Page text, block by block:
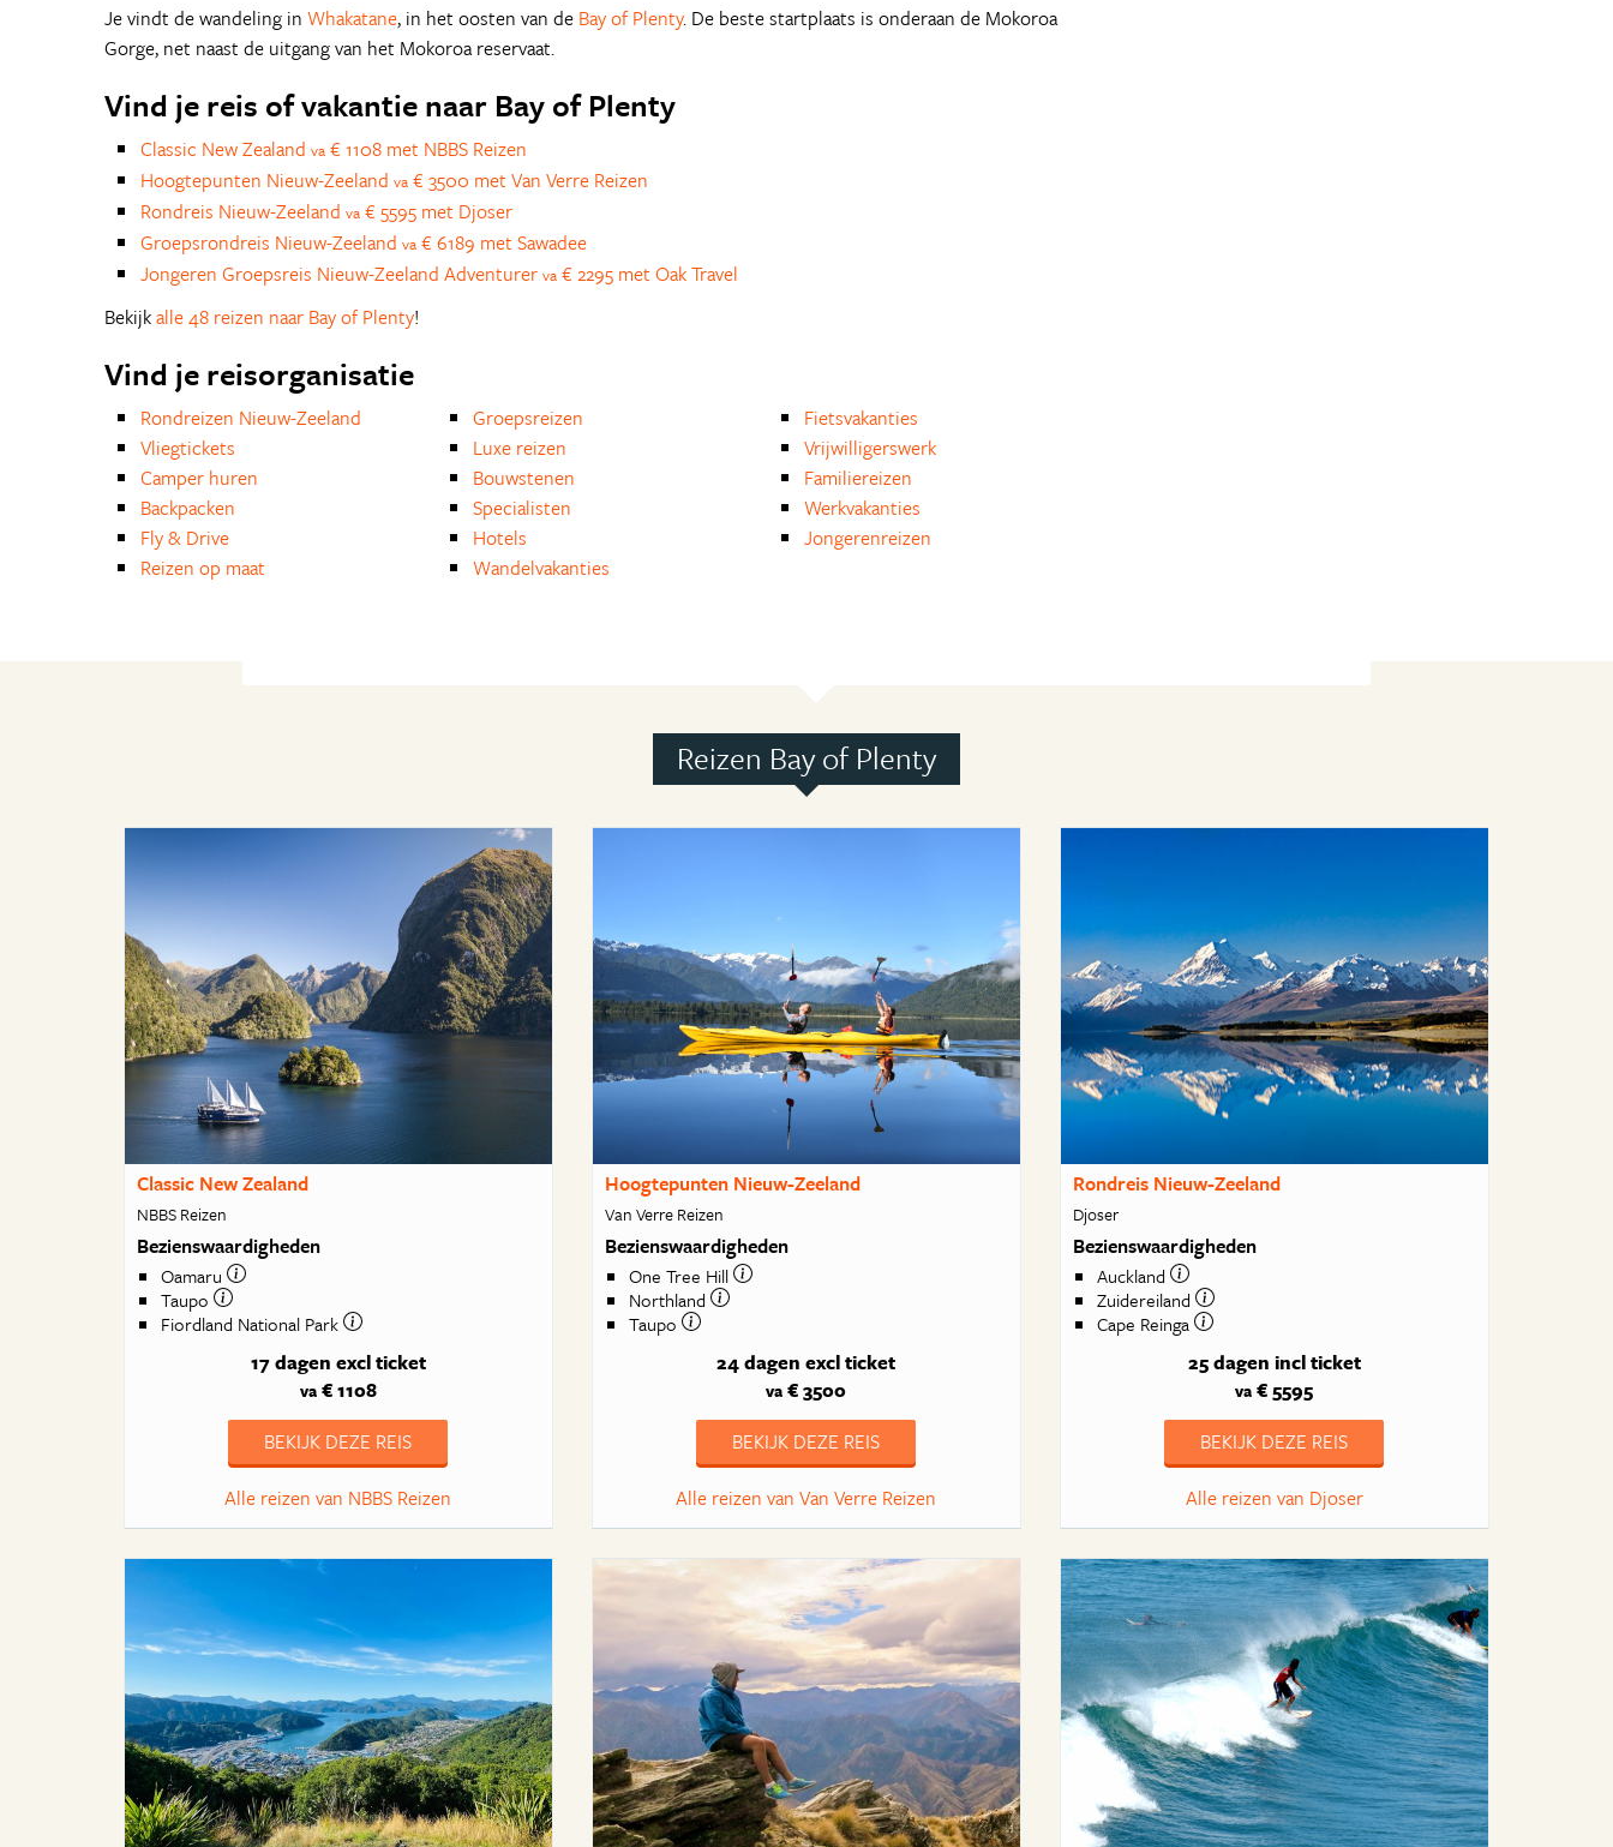
Je vindt de wandeling in Whakatane, in het oosten van de Bay of Plenty. De beste startplaats is onderaan de Mokoroa
Gorge, net naast de uitgang van het Mokoroa reservaat.
Vind je reis of vakantie naar Bay of Plenty
Classic New Zealand va € 1108 met NBBS Reizen
Hoogtepunten Nieuw-Zeeland va € 3500 met Van Verre Reizen
Rondreis Nieuw-Zeeland va € 5595 met Djoser
Groepsrondreis Nieuw-Zeeland va € 6189 met Sawadee
Jongeren Groepsreis Nieuw-Zeeland Adventurer va € 2295 met Oak Travel
Bekijkalle 48 reizen naar Bay of Plenty!
Vind je reisorganisatie
Rondreizen Nieuw-Zeeland
Vliegtickets
Camper huren
Backpacken
Fly & Drive
Reizen op maat
Groepsreizen
Luxe reizen
Bouwstenen
Specialisten
Hotels
Wandelvakanties
Fietsvakanties
Vrijwilligerswerk
Familiereizen
Werkvakanties
Jongerenreizen
Reizen Bay of Plenty
Classic New Zealand
NBBS Reizen
Bezienswaardigheden
Oamaru
Taupo
Fiordland National Park
17 dagen excl ticket
va€ 1108
BEKIJK DEZE REIS
Alle reizen van NBBS Reizen
Hoogtepunten Nieuw-Zeeland
Van Verre Reizen
Bezienswaardigheden
One Tree Hill
Northland
Taupo
24 dagen excl ticket
va € 3500
BEKIJK DEZE REIS
Alle reizen van Van Verre Reizen
Rondreis Nieuw-Zeeland
Djoser
Bezienswaardigheden
Auckland
Zuidereiland
Cape Reinga
25 dagen incl ticket
va € 5595
BEKIJK DEZE REIS
Alle reizen van Djoser